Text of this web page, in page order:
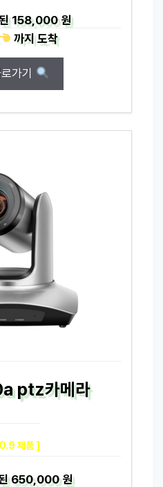
158,000 원
까지도착
가기
ptz카메라
제품 ]
650,000 원